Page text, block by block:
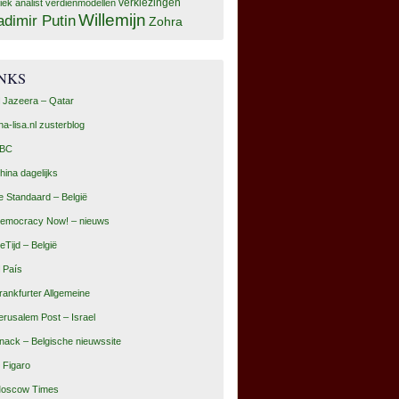
analist verdienmodellen verkiezingen
PutinWillemijn Zohra
Jazeera – Qatar
lisa.nl zusterblog
dagelijks
Standaard – België
Now! – nieuws
– België
País
Allgemeine
Post – Israel
– Belgische nieuwssite
Figaro
Times